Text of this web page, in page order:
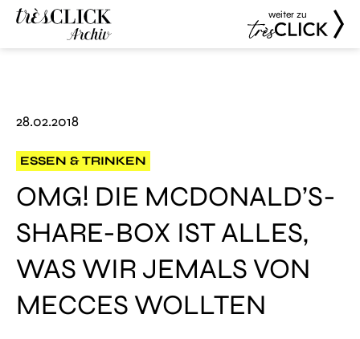
weiter zu
28.02.2018
ESSEN & TRINKEN
OMG! DIE MCDONALD’S-
SHARE-BOX IST ALLES,
WAS WIR JEMALS VON
MECCES WOLLTEN